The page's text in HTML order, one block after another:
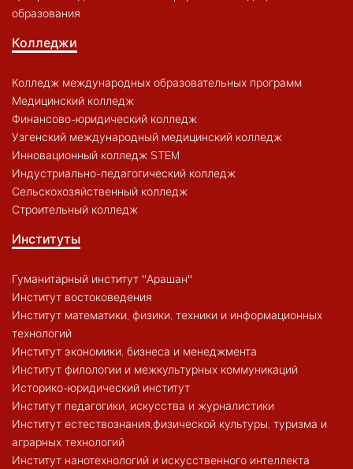
образования
Колледжи
Колледж международных образовательных программ
Медицинский колледж
Финансово-юридический колледж
Узгенский международный медицинский колледж
Инновационный колледж STEM
Индустриально-педагогический колледж
Сельскохозяйственный колледж
Строительный колледж
Институты
Гуманитарный институт "Арашан"
Институт востоковедения
Институт математики, физики, техники и информационных
технологий
Институт экономики, бизнеса и менеджмента
Институт филологии и межкультурных коммуникаций
Историко-юридический институт
Институт педагогики, искусства и журналистики
Институт естествознания,физической культуры, туризма и
аграрных технологий
Институт нанотехнологий и искусственного интеллекта